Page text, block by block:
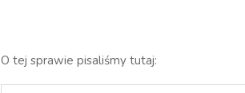
O tej sprawie pisaliśmy tutaj: